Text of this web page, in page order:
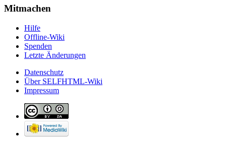
Mitmachen
Hilfe
Offline-Wiki
Spenden
Letzte Änderungen
Datenschutz
Über SELFHTML-Wiki
Impressum